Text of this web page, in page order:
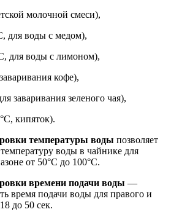
молочной смеси),
для воды с медом),
для воды с лимоном),
кофе),
заваривания зеленого чая),
кипяток).
температуры воды позволяет
воды в чайнике для
от 50°С до 100°С.
времени подачи воды —
время подачи воды для правого и
до 50 сек.